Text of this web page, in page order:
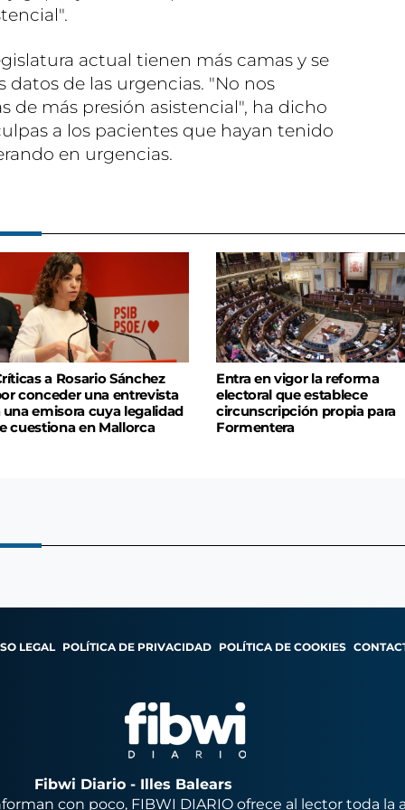
actual tienen más camas y se
de las urgencias. "No nos
de más presión asistencial", ha dicho
a los pacientes que hayan tenido
en urgencias.
a Rosario Sánchez
conceder una entrevista
una emisora cuya legalidad
cuestiona en Mallorca
Entra en vigor la reforma
electoral que establece
circunscripción propia para
Formentera
LEGAL POLÍTICA DE PRIVACIDAD POLÍTICA DE COOKIES
Fibwi Diario - Illes Balears
con poco, FIBWI DIARIO ofrece al lector toda la